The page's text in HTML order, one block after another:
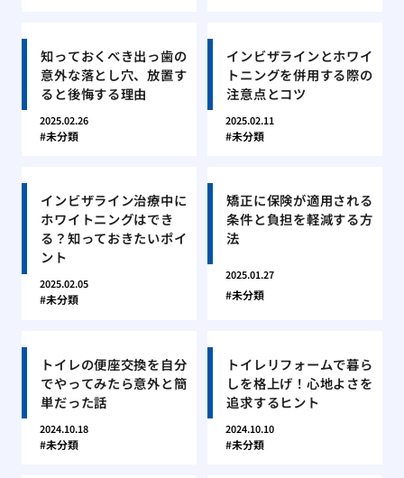
知っておくべき出っ歯の
意外な落とし穴、放置す
ると後悔する理由
2025.02.26
未分類
インビザラインとホワイ
トニングを併用する際の
注意点とコツ
2025.02.11
未分類
インビザライン治療中に
ホワイトニングはでき
る？知っておきたいポイ
ント
2025.02.05
未分類
矯正に保険が適用される
条件と負担を軽減する方
法
2025.01.27
未分類
トイレの便座交換を自分
でやってみたら意外と簡
単だった話
2024.10.18
未分類
トイレリフォームで暮ら
しを格上げ！心地よさを
追求するヒント
2024.10.10
未分類